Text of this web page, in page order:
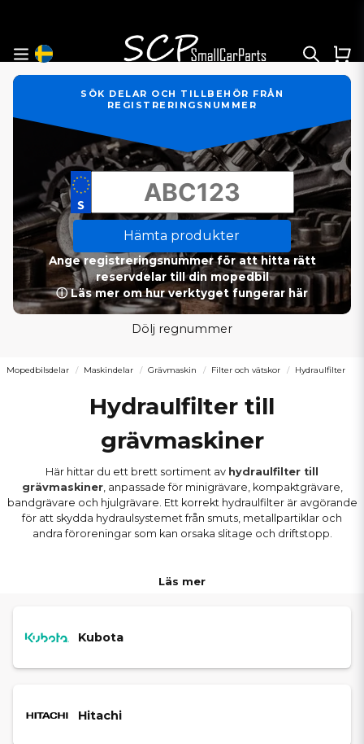
SÖK DELAR OCH TILLBEHÖR FRÅN
REGISTRERINGSNUMMER
Hämta produkter
Ange registreringsnummer för att hitta rätt
reservdelar till din mopedbil
ⓘ Läs mer om hur verktyget fungerar här
Dölj regnummer
Mopedbilsdelar Maskindelar Grävmaskin Filter och vätskor Hydraulfilter
Hydraulfilter till
grävmaskiner
Här hittar du ett brett sortiment av hydraulfilter till
grävmaskiner, anpassade för minigrävare, kompaktgrävare,
bandgrävare och hjulgrävare. Ett korrekt hydraulfilter är avgörande
för att skydda hydraulsystemet från smuts, metallpartiklar och
andra föroreningar som kan orsaka slitage och driftstopp.
som säkerställer stabilt flöde, rätt tryck och lång livslängd på
I denna kategori hittar du filter för regelbunden hydraulservice:
Läs mer
Kubota
Hitachi